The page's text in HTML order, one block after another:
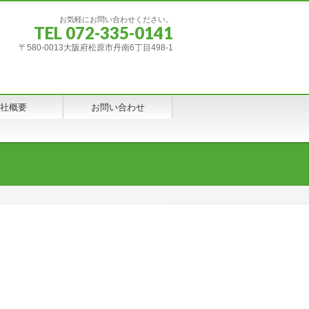
お気軽にお問い合わせください。
TEL 072-335-0141
〒580-0013大阪府松原市丹南6丁目498-1
概要 お問い合わせ